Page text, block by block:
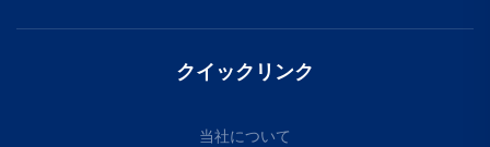
クイックリンク
当社について